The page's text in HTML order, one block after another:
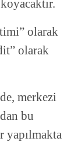
olarak
olarak
merkezi
bu
yapılmakta